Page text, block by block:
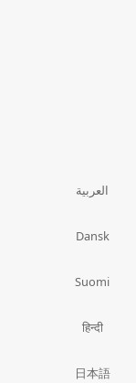
العربية
Dansk
Suomi
हिन्दी
日本語